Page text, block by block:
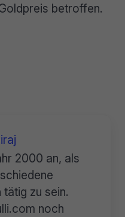
betroffen.
2000 an, als
zu sein.
noch